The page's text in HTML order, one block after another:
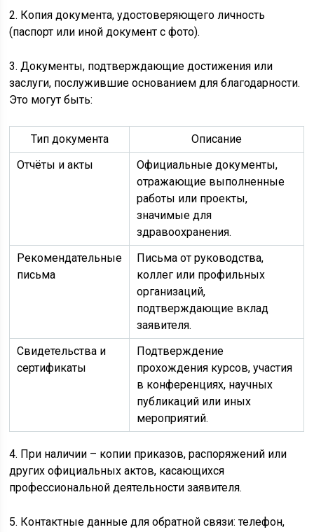
2. Копия документа, удостоверяющего личность
(паспорт или иной документ с фото).
3. Документы, подтверждающие достижения или
заслуги, послужившие основанием для благодарности.
Это могут быть:
Тип документа
Описание
Отчёты и акты
Официальные документы,
отражающие выполненные
работы или проекты,
значимые для
здравоохранения.
Рекомендательные
письма
Письма от руководства,
коллег или профильных
организаций,
подтверждающие вклад
заявителя.
Свидетельства и
сертификаты
Подтверждение
прохождения курсов, участия
в конференциях, научных
публикаций или иных
мероприятий.
4. При наличии – копии приказов, распоряжений или
других официальных актов, касающихся
профессиональной деятельности заявителя.
5. Контактные данные для обратной связи: телефон,